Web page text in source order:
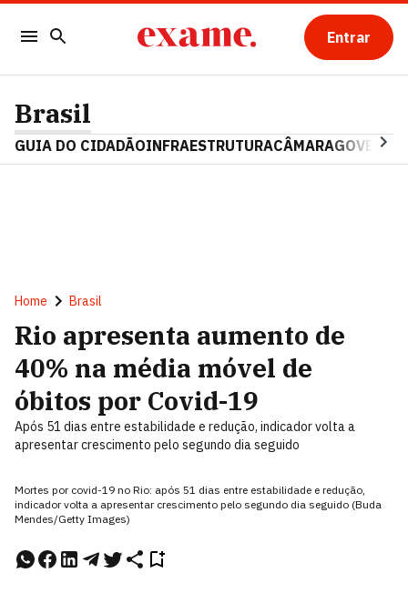
Entrar
Brasil
GUIA DO CIDADÃOINFRAESTRUTURACÂMARAGOVERNO
Home Brasil
Rio apresenta aumento de
40% na média móvel de
óbitos por Covid-19
Após 51 dias entre estabilidade e redução, indicador volta a
apresentar crescimento pelo segundo dia seguido
Mortes por covid-19 no Rio: após 51 dias entre estabilidade e redução,
indicador volta a apresentar crescimento pelo segundo dia seguido (Buda
Mendes/Getty Images)